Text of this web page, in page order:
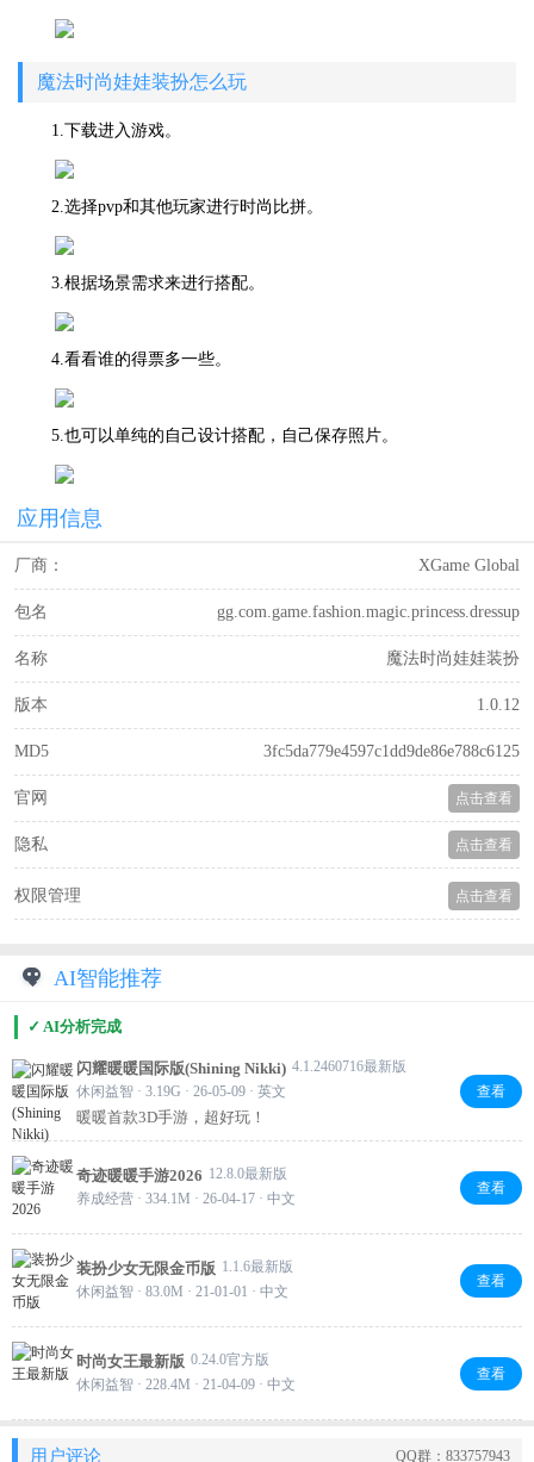
魔法时尚娃娃装扮怎么玩
1.下载进入游戏。
2.选择pvp和其他玩家进行时尚比拼。
3.根据场景需求来进行搭配。
4.看看谁的得票多一些。
5.也可以单纯的自己设计搭配，自己保存照片。
应用信息
厂商： XGame Global
包名 gg.com.game.fashion.magic.princess.dressup
名称 魔法时尚娃娃装扮
版本 1.0.12
MD5 3fc5da779e4597c1dd9de86e788c6125
官网 点击查看
隐私 点击查看
权限管理 点击查看
AI智能推荐
✓ AI分析完成
闪耀暖暖国际版(Shining Nikki) 4.1.2460716最新版
休闲益智 · 3.19G · 26-05-09 · 英文
暖暖首款3D手游，超好玩！
查看
奇迹暖暖手游2026 12.8.0最新版
养成经营 · 334.1M · 26-04-17 · 中文
查看
装扮少女无限金币版 1.1.6最新版
休闲益智 · 83.0M · 21-01-01 · 中文
查看
时尚女王最新版 0.24.0官方版
休闲益智 · 228.4M · 21-04-09 · 中文
查看
用户评论 QQ群：833757943